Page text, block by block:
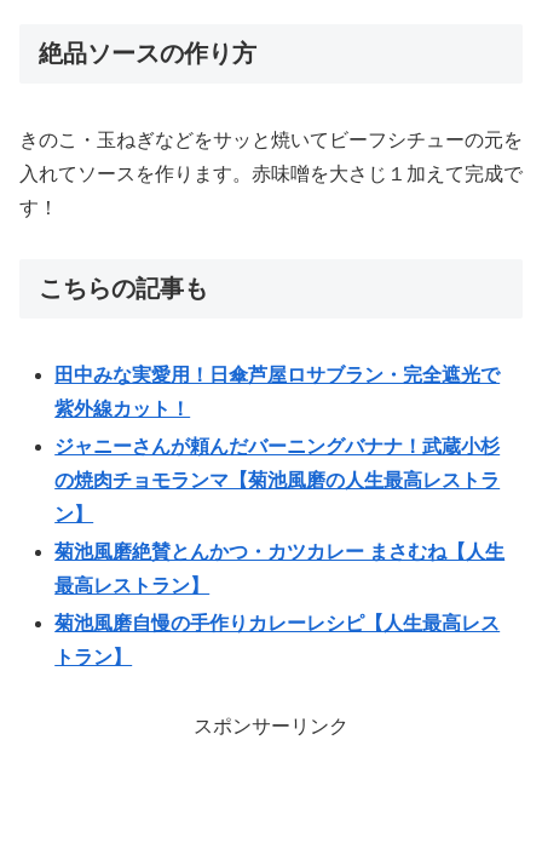
絶品ソースの作り方
きのこ・玉ねぎなどをサッと焼いてビーフシチューの元を
入れてソースを作ります。赤味噌を大さじ１加えて完成で
す！
こちらの記事も
田中みな実愛用！日傘芦屋ロサブラン・完全遮光で
紫外線カット！
ジャニーさんが頼んだバーニングバナナ！武蔵小杉
の焼肉チョモランマ【菊池風磨の人生最高レストラ
ン】
菊池風磨絶賛とんかつ・カツカレー まさむね【人生
最高レストラン】
菊池風磨自慢の手作りカレーレシピ【人生最高レス
トラン】
スポンサーリンク